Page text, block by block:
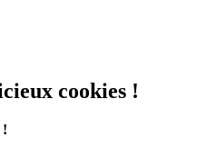
cookies !
!